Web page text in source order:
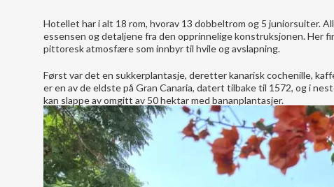
Hotellet har i alt 18 rom, hvorav 13 dobbeltrom og 5 juniorsuiter.
essensen og detaljene fra den opprinnelige konstruksjonen. Her
pittoresk atmosfære som innbyr til hvile og avslapning.
Først var det en sukkerplantasje, deretter kanarisk cochenille,
er en av de eldste på Gran Canaria, datert tilbake til 1572, og i
kan slappe av omgitt av 50 hektar med bananplantasjer.